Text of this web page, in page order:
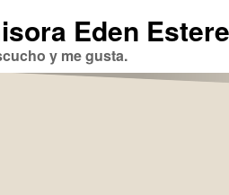
Eden
y me gusta.